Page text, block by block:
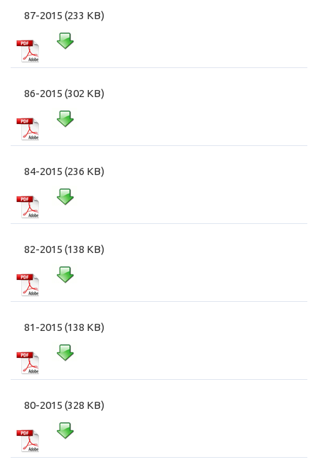
87-2015 (233 KB)
86-2015 (302 KB)
84-2015 (236 KB)
82-2015 (138 KB)
81-2015 (138 KB)
80-2015 (328 KB)